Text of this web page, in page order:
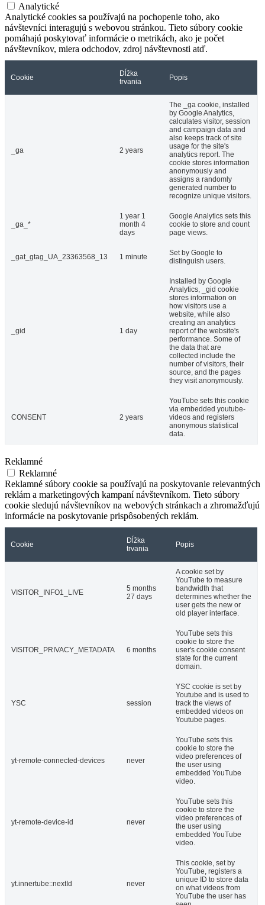
Analytické
Analytické cookies sa používajú na pochopenie toho, ako
návštevníci interagujú s webovou stránkou. Tieto súbory cookie
pomáhajú poskytovať informácie o metrikách, ako je počet
návštevníkov, miera odchodov, zdroj návštevnosti atď.
Cookie
Dĺžka
trvania
Popis
_ga 2 years
The _ga cookie, installed
by Google Analytics,
calculates visitor, session
and campaign data and
also keeps track of site
usage for the site's
analytics report. The
cookie stores information
anonymously and
assigns a randomly
generated number to
recognize unique visitors.
_ga_*
1 year 1
month 4
days
Google Analytics sets this
cookie to store and count
page views.
_gat_gtag_UA_23363568_13 1 minute
Set by Google to
distinguish users.
_gid 1 day
Installed by Google
Analytics, _gid cookie
stores information on
how visitors use a
website, while also
creating an analytics
report of the website's
performance. Some of
the data that are
collected include the
number of visitors, their
source, and the pages
they visit anonymously.
CONSENT 2 years
YouTube sets this cookie
via embedded youtube-
videos and registers
anonymous statistical
data.
Reklamné
Reklamné
Reklamné súbory cookie sa používajú na poskytovanie relevantných
reklám a marketingových kampaní návštevníkom. Tieto súbory
cookie sledujú návštevníkov na webových stránkach a zhromažďujú
informácie na poskytovanie prispôsobených reklám.
Cookie
Dĺžka
trvania
Popis
VISITOR_INFO1_LIVE
5 months
27 days
A cookie set by
YouTube to measure
bandwidth that
determines whether the
user gets the new or
old player interface.
VISITOR_PRIVACY_METADATA 6 months
YouTube sets this
cookie to store the
user's cookie consent
state for the current
domain.
YSC session
YSC cookie is set by
Youtube and is used to
track the views of
embedded videos on
Youtube pages.
yt-remote-connected-devices never
YouTube sets this
cookie to store the
video preferences of
the user using
embedded YouTube
video.
yt-remote-device-id never
YouTube sets this
cookie to store the
video preferences of
the user using
embedded YouTube
video.
yt.innertube::nextId never
This cookie, set by
YouTube, registers a
unique ID to store data
on what videos from
YouTube the user has